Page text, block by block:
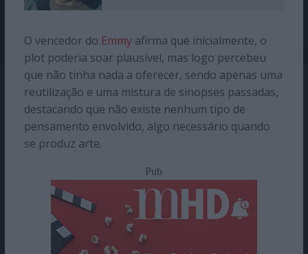
O vencedor do Emmyafirma que inicialmente, o
plot poderia soar plausível, mas logo percebeu
que não tinha nada a oferecer, sendo apenas uma
reutilização e uma mistura de sinopses passadas,
destacando que não existe nenhum tipo de
pensamento envolvido, algo necessário quando
se produz arte.
Pub